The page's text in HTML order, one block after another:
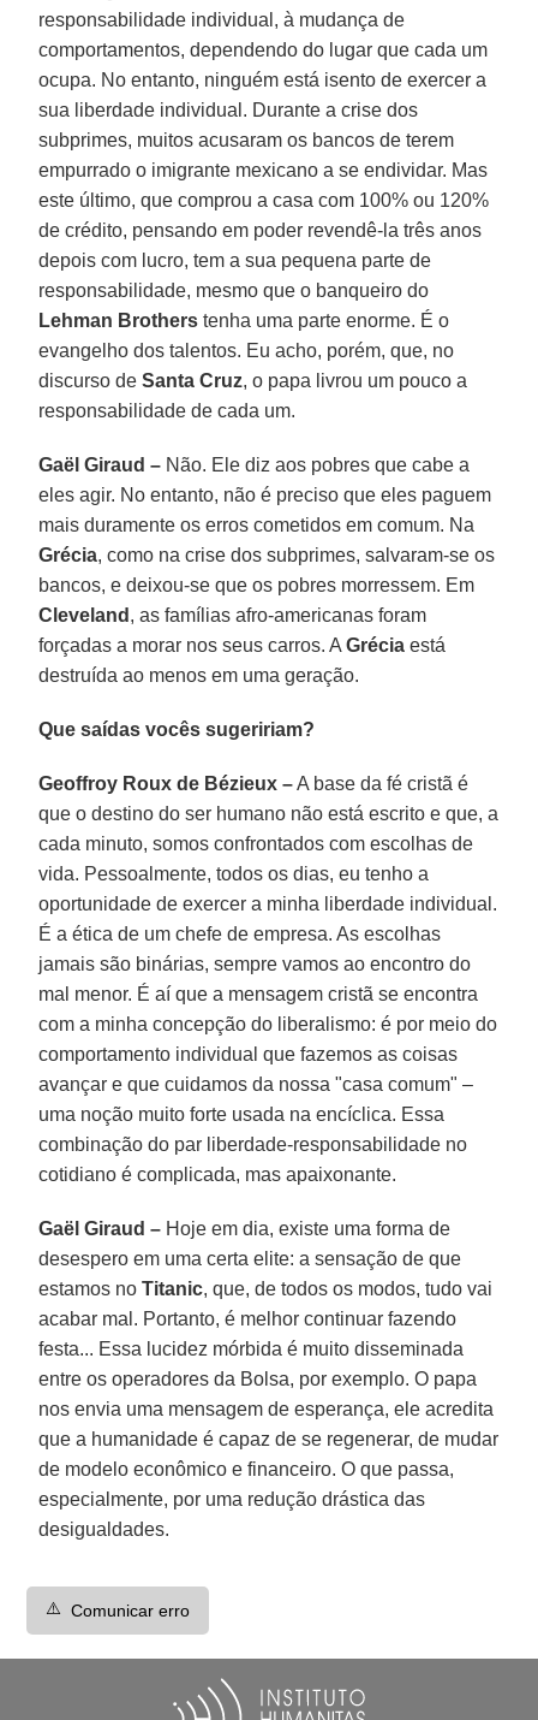
responsabilidade individual, à mudança de
comportamentos, dependendo do lugar que cada um
ocupa. No entanto, ninguém está isento de exercer a
sua liberdade individual. Durante a crise dos
subprimes, muitos acusaram os bancos de terem
empurrado o imigrante mexicano a se endividar. Mas
este último, que comprou a casa com 100% ou 120%
de crédito, pensando em poder revendê-la três anos
depois com lucro, tem a sua pequena parte de
responsabilidade, mesmo que o banqueiro do
Lehman Brothers tenha uma parte enorme. É o
evangelho dos talentos. Eu acho, porém, que, no
discurso deSanta Cruz, o papa livrou um pouco a
responsabilidade de cada um.
Gaël Giraud – Não. Ele diz aos pobres que cabe a
eles agir. No entanto, não é preciso que eles paguem
mais duramente os erros cometidos em comum. Na
Grécia, como na crise dos subprimes, salvaram-se os
bancos, e deixou-se que os pobres morressem. Em
Cleveland , as famílias afro-americanas foram
forçadas a morar nos seus carros. AGrécia está
destruída ao menos em uma geração.
Que saídas vocês sugeririam?
Geoffroy Roux de Bézieux –A base da fé cristã é
que o destino do ser humano não está escrito e que, a
cada minuto, somos confrontados com escolhas de
vida. Pessoalmente, todos os dias, eu tenho a
oportunidade de exercer a minha liberdade individual.
É a ética de um chefe de empresa. As escolhas
jamais são binárias, sempre vamos ao encontro do
mal menor. É aí que a mensagem cristã se encontra
com a minha concepção do liberalismo: é por meio do
comportamento individual que fazemos as coisas
avançar e que cuidamos da nossa "casa comum" –
uma noção muito forte usada na encíclica. Essa
combinação do par liberdade-responsabilidade no
cotidiano é complicada, mas apaixonante.
Gaël Giraud – Hoje em dia, existe uma forma de
desespero em uma certa elite: a sensação de que
estamos noTitanic, que, de todos os modos, tudo vai
acabar mal. Portanto, é melhor continuar fazendo
festa... Essa lucidez mórbida é muito disseminada
entre os operadores da Bolsa, por exemplo. O papa
nos envia uma mensagem de esperança, ele acredita
que a humanidade é capaz de se regenerar, de mudar
de modelo econômico e financeiro. O que passa,
especialmente, por uma redução drástica das
desigualdades.
⚠️ Comunicar erro